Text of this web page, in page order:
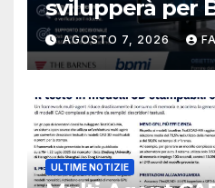
svilupperà per
database per
metallica
navale
AGOSTO 7, 2026
ULTIME NOTIZIE